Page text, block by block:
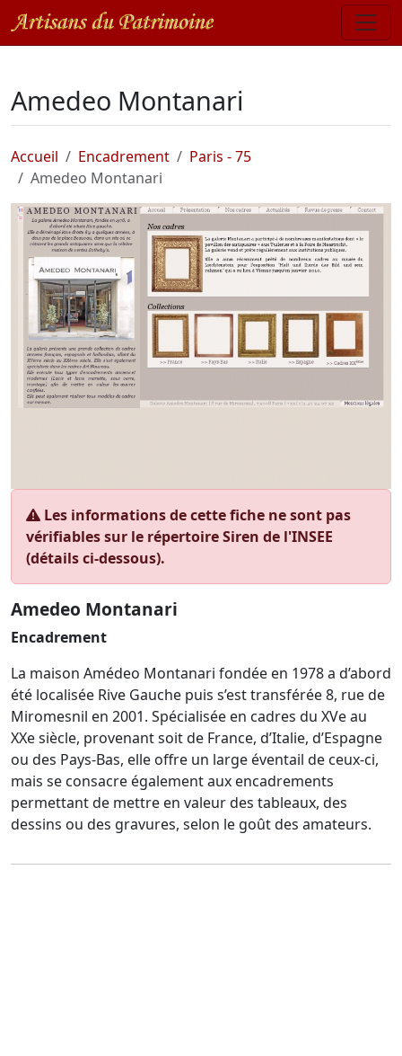
Amedeo Montanari
Accueil Encadrement
Paris - 75
Amedeo Montanari
Les informations de cette fiche ne sont pas
vérifiables sur le répertoire Siren de l'INSEE
(détails ci-dessous).
Amedeo Montanari
Encadrement
La maison Amédeo Montanari fondée en 1978 a d’abord
été localisée Rive Gauche puis s’est transférée 8, rue de
Miromesnil en 2001. Spécialisée en cadres du XVe au
XXe siècle, provenant soit de France, d’Italie, d’Espagne
ou des Pays-Bas, elle offre un large éventail de ceux-ci,
mais se consacre également aux encadrements
permettant de mettre en valeur des tableaux, des
dessins ou des gravures, selon le goût des amateurs.